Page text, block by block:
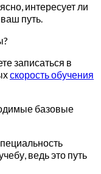
интересует ли
путь.
записаться в
скорость обучения
базовые
ведь это путь